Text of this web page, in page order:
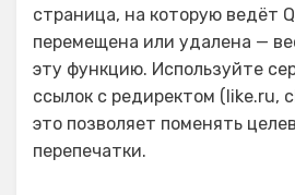
страница, на которую ведёт
перемещена или удалена —
эту функцию. Используйте
ссылок с редиректом (like.ru,
это позволяет поменять
перепечатки.